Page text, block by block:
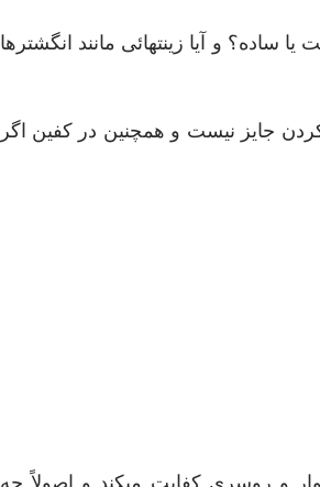
و آيا زينتهائى مانند انگشترها
جايز نيست و همچنين در كفين اگر